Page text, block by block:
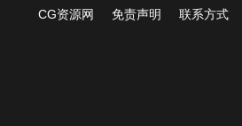
CG资源网 免责声明 联系方式